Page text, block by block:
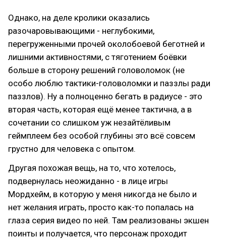
Однако, на деле кролики оказались
разочаровывающими - неглубокими,
перегруженными прочей околобоевой беготней и
лишними активностями, с тяготением боёвки
больше в сторону решений головоломок (не
особо люблю тактики-головоломки и паззлы ради
паззлов). Ну а полноценно бегать в радиусе - это
вторая часть, которая ещё менее тактична, а в
сочетании со слишком уж незайтёливым
геймплеем без особой глубины это всё совсем
грустно для человека с опытом.
Другая похожая вещь, на то, что хотелось,
подвернулась неожиданно - в лице игры
Мордхейм, в которую у меня никогда не было и
нет желания играть, просто как-то попалась на
глаза серия видео по ней. Там реализованы экшен
поинты и получается, что персонаж проходит